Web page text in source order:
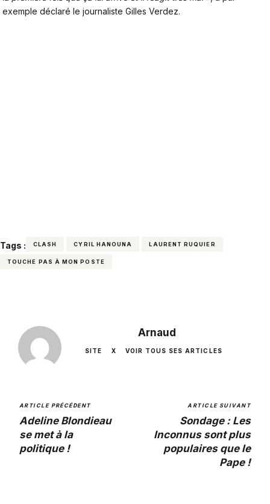
exemple déclaré le journaliste Gilles Verdez.
Tags : CLASH CYRIL HANOUNA LAURENT RUQUIER
TOUCHE PAS À MON POSTE
Arnaud
SITE X VOIR TOUS SES ARTICLES
ARTICLE PRÉCÉDENT
Adeline Blondieau
se met à la
politique !
ARTICLE SUIVANT
Sondage : Les
Inconnus sont plus
populaires que le
Pape !